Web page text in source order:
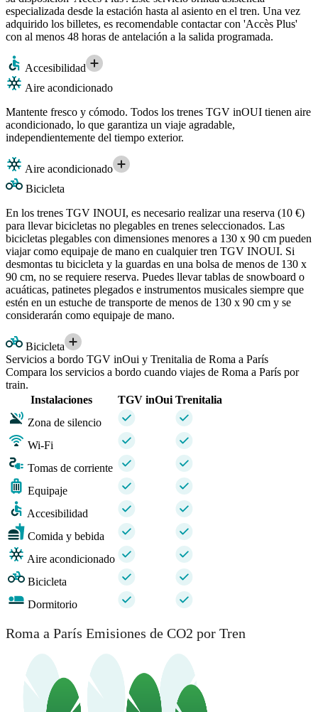
especializada desde la estación hasta al asiento en el tren. Una vez
adquirido los billetes, es recomendable contactar con 'Accès Plus'
con al menos 48 horas de antelación a la salida programada.
Accesibilidad
Aire acondicionado
Mantente fresco y cómodo. Todos los trenes TGV inOUI tienen aire
acondicionado, lo que garantiza un viaje agradable,
independientemente del tiempo exterior.
Aire acondicionado
Bicicleta
En los trenes TGV INOUI, es necesario realizar una reserva (10 €)
para llevar bicicletas no plegables en trenes seleccionados. Las
bicicletas plegables con dimensiones menores a 130 x 90 cm pueden
viajar como equipaje de mano en cualquier tren TGV INOUI. Si
desmontas tu bicicleta y la guardas en una bolsa de menos de 130 x
90 cm, no se requiere reserva. Puedes llevar tablas de snowboard o
acuáticas, patinetes plegados e instrumentos musicales siempre que
estén en un estuche de transporte de menos de 130 x 90 cm y se
considerarán como equipaje de mano.
Bicicleta
Servicios a bordo TGV inOui y Trenitalia de Roma a París
Compara los servicios a bordo cuando viajes de Roma a París por
train.
Instalaciones
TGV inOui Trenitalia
Zona de silencio
Wi-Fi
Tomas de corriente
Equipaje
Accesibilidad
Comida y bebida
Aire acondicionado
Bicicleta
Dormitorio
Roma a París Emisiones de CO2 por Tren